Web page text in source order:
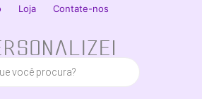
Loja Contate-nos